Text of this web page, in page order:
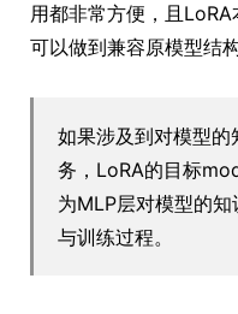
用都非常方便，且
可以做到兼容原模型结构
如果涉及到对模型
务，LoRA的目标
为MLP层对模型的
与训练过程。